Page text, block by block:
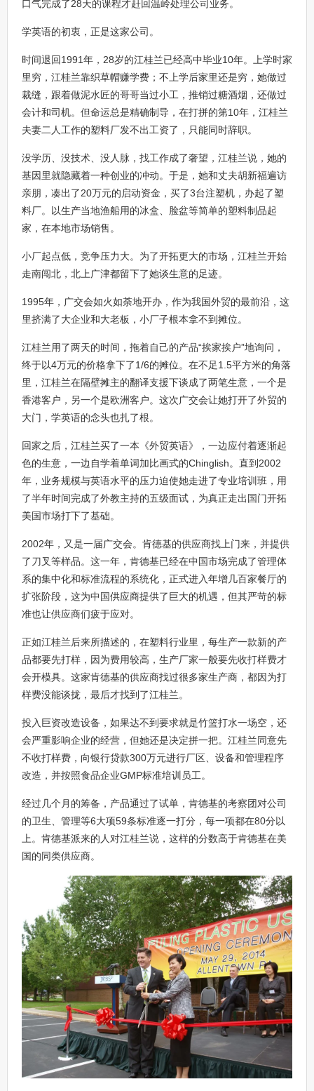
口气完成了28天的课程才赶回温岭处理公司业务。
学英语的初衷，正是这家公司。
时间退回1991年，28岁的江桂兰已经高中毕业10年。上学时家
里穷，江桂兰靠织草帽赚学费；不上学后家里还是穷，她做过
裁缝，跟着做泥水匠的哥哥当过小工，推销过糖酒烟，还做过
会计和司机。但命运总是精确制导，在打拼的第10年，江桂兰
夫妻二人工作的塑料厂发不出工资了，只能同时辞职。
没学历、没技术、没人脉，找工作成了奢望，江桂兰说，她的
基因里就隐藏着一种创业的冲动。于是，她和丈夫胡新福遍访
亲朋，凑出了20万元的启动资金，买了3台注塑机，办起了塑
料厂。以生产当地渔船用的冰盒、脸盆等简单的塑料制品起
家，在本地市场销售。
小厂起点低，竞争压力大。为了开拓更大的市场，江桂兰开始
走南闯北，北上广津都留下了她谈生意的足迹。
1995年，广交会如火如荼地开办，作为我国外贸的最前沿，这
里挤满了大企业和大老板，小厂子根本拿不到摊位。
江桂兰用了两天的时间，拖着自己的产品“挨家挨户”地询问，
终于以4万元的价格拿下了1/6的摊位。在不足1.5平方米的角落
里，江桂兰在隔壁摊主的翻译支援下谈成了两笔生意，一个是
香港客户，另一个是欧洲客户。这次广交会让她打开了外贸的
大门，学英语的念头也扎了根。
回家之后，江桂兰买了一本《外贸英语》，一边应付着逐渐起
色的生意，一边自学着单词加比画式的Chinglish。直到2002
年，业务规模与英语水平的压力迫使她走进了专业培训班，用
了半年时间完成了外教主持的五级面试，为真正走出国门开拓
美国市场打下了基础。
2002年，又是一届广交会。肯德基的供应商找上门来，并提供
了刀叉等样品。这一年，肯德基已经在中国市场完成了管理体
系的集中化和标准流程的系统化，正式进入年增几百家餐厅的
扩张阶段，这为中国供应商提供了巨大的机遇，但其严苛的标
准也让供应商们疲于应对。
正如江桂兰后来所描述的，在塑料行业里，每生产一款新的产
品都要先打样，因为费用较高，生产厂家一般要先收打样费才
会开模具。这家肯德基的供应商找过很多家生产商，都因为打
样费没能谈拢，最后才找到了江桂兰。
投入巨资改造设备，如果达不到要求就是竹篮打水一场空，还
会严重影响企业的经营，但她还是决定拼一把。江桂兰同意先
不收打样费，向银行贷款300万元进行厂区、设备和管理程序
改造，并按照食品企业GMP标准培训员工。
经过几个月的筹备，产品通过了试单，肯德基的考察团对公司
的卫生、管理等6大项59条标准逐一打分，每一项都在80分以
上。肯德基派来的人对江桂兰说，这样的分数高于肯德基在美
国的同类供应商。